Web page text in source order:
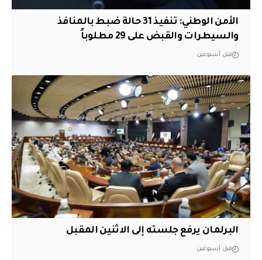
الأمن الوطني: تنفيذ 31 حالة ضبط بالمنافذ
والسيطرات والقبض على 29 مطلوباً
قبل أسبوعين
البرلمان يرفع جلسته إلى الاثنين المقبل
قبل أسبوعين